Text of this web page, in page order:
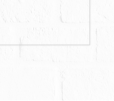
包括於總價內，
需承擔被拆除之
之地價稅、房